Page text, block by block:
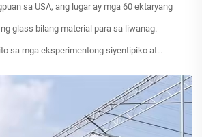
sa USA, ang lugar ay mga 60 ektaryang
glass bilang material para sa liwanag.
sa mga eksperimentong siyentipiko at